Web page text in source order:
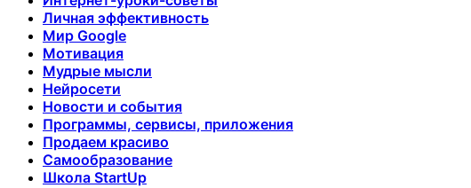
Личная эффективность
Мир Google
Мотивация
Мудрые мысли
Нейросети
Новости и события
Программы, сервисы, приложения
Продаем красиво
Самообразование
Школа StartUp